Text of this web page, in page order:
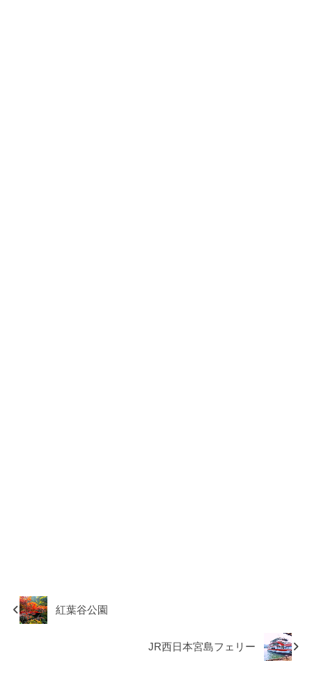
紅葉谷公園
JR西日本宮島フェリー